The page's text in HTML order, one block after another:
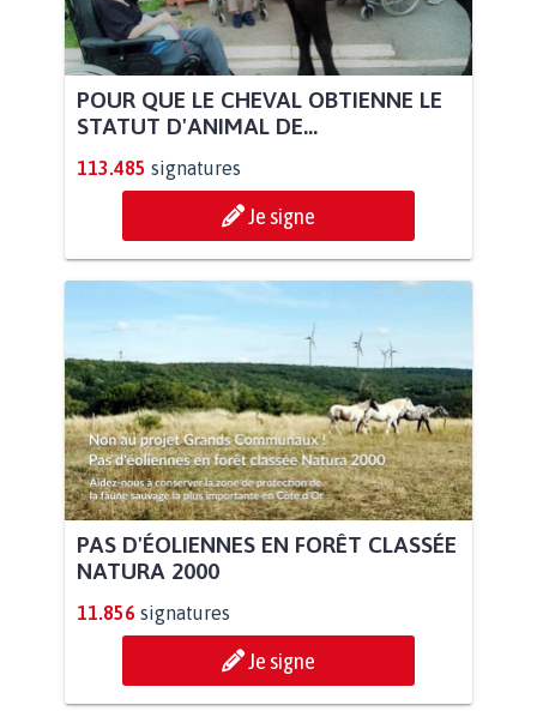
POUR QUE LE CHEVAL OBTIENNE LE
STATUT D'ANIMAL DE...
113.485 signatures
Je signe
PAS D'ÉOLIENNES EN FORÊT CLASSÉE
NATURA 2000
11.856 signatures
Je signe